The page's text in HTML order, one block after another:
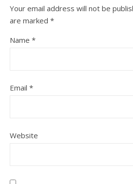
Your email address will not be
are marked *
Name *
Email *
Website